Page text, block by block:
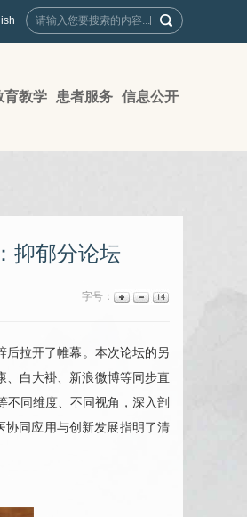
育教学 患者服务 信息公开
抑郁分论坛
字号：
后拉开了帷幕。本次论坛的另
、白大褂、新浪微博等同步直
同维度、不同视角，深入剖
协同应用与创新发展指明了清